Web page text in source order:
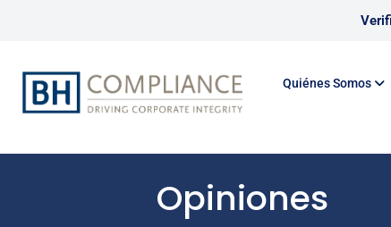
Quiénes Somos
Opiniones